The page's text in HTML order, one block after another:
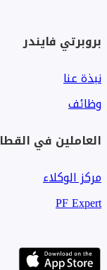
بروبرتي فايندر
نبذة عنا
وظائف
العاملين في
مركز الوكلاء
PF Expert